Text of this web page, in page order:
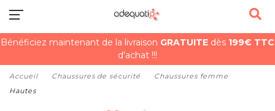
Bénéficiez maintenant de la livraison GRATUITE dès 199€ TTC
d'achat !!!
Accueil Chaussures de sécurité
Chaussures femme
Hautes